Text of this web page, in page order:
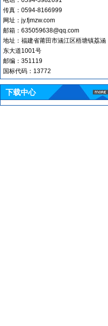
传真：0594-8166999
网址：jy.fjmzw.com
邮箱： 635059638@qq.com
地址：福建省莆田市涵江区梧塘镇荔涵
东大道1001号
邮编：351119
国标代码：13772
下载中心